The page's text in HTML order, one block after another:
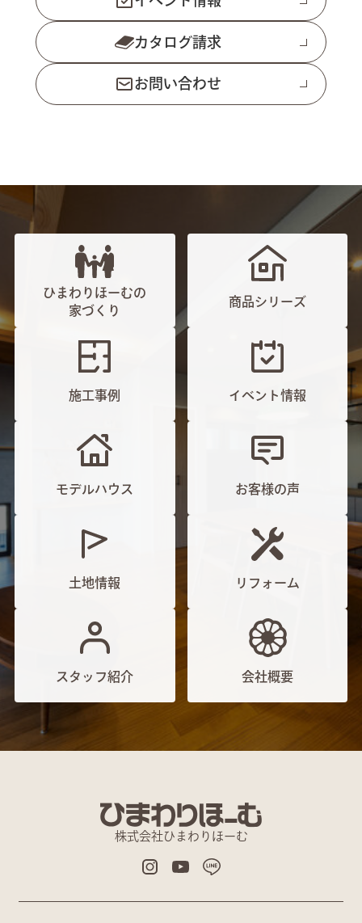
カタログ請求
お問い合わせ
ひまわりほーむの
家づくり
商品シリーズ
施工事例 イベント情報
モデルハウス お客様の声
土地情報 リフォーム
スタッフ紹介 会社概要
株式会社ひまわりほーむ